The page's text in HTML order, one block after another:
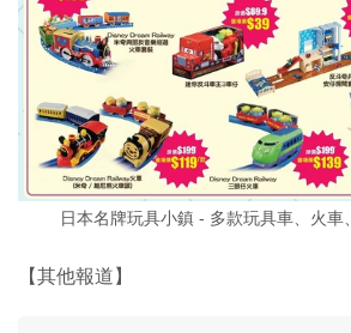
日本名牌玩具小鎮 - 多款玩具車、火車
【其他報道】